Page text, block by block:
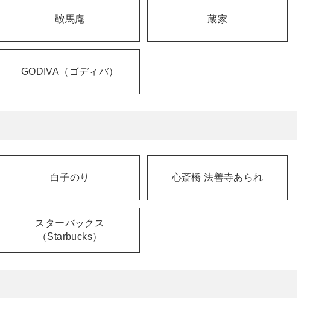
鞍馬庵 蔵家
GODIVA（ゴディバ）
白子のり 心斎橋 法善寺あられ
スターバックス
（Starbucks）